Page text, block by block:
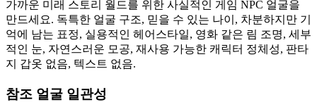
가까운 미래 스토리 월드를 위한 사실적인 게임 NPC 얼굴을
만드세요. 독특한 얼굴 구조, 믿을 수 있는 나이, 차분하지만 기
억에 남는 표정, 실용적인 헤어스타일, 영화 같은 림 조명, 세부
적인 눈, 자연스러운 모공, 재사용 가능한 캐릭터 정체성, 판타
지 갑옷 없음, 텍스트 없음.
참조 얼굴 일관성